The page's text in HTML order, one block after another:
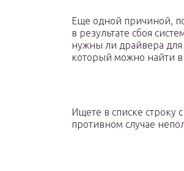
Еще одной причиной,
в результате сбоя
нужны ли драйвера для
который можно найти в
Ищете в списке строку
противном случае